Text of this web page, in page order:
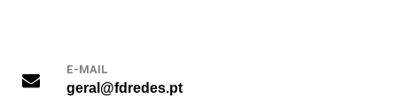
E-MAIL
geral@fdredes.pt